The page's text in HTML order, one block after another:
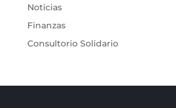
Noticias
Finanzas
Consultorio Solidario